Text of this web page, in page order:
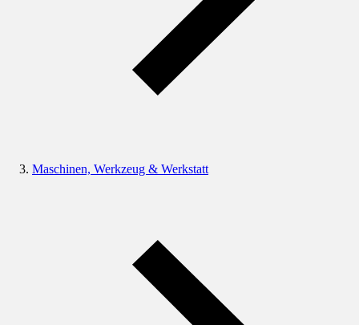
Maschinen, Werkzeug & Werkstatt